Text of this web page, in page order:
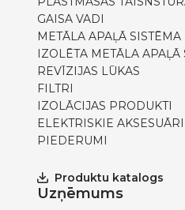
GAISA VADI
METĀLA APAĻĀ SISTĒMA
IZOLĒTA METĀLA APAĻĀ
REVĪZIJAS LŪKAS
FILTRI
IZOLĀCIJAS PRODUKTI
ELEKTRISKIE AKSESUĀRI
PIEDERUMI
Produktu katalogs
Uzņēmums